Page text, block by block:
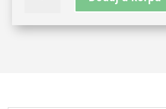
5050-